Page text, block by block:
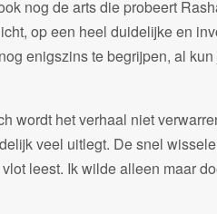
nog de arts die probeert
op een heel duidelijke en
enigszins te begrijpen, al
wordt het verhaal niet
veel uitlegt. De snel
leest. Ik wilde alleen maar